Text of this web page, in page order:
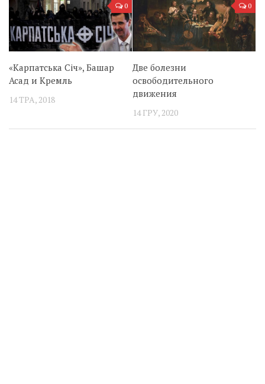
0
«Карпатська Січ», Башар
Асад и Кремль
14 ТРА, 2018
0
Две болезни
освободительного
движения
14 ГРУ, 2020